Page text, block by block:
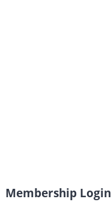
Membership Login